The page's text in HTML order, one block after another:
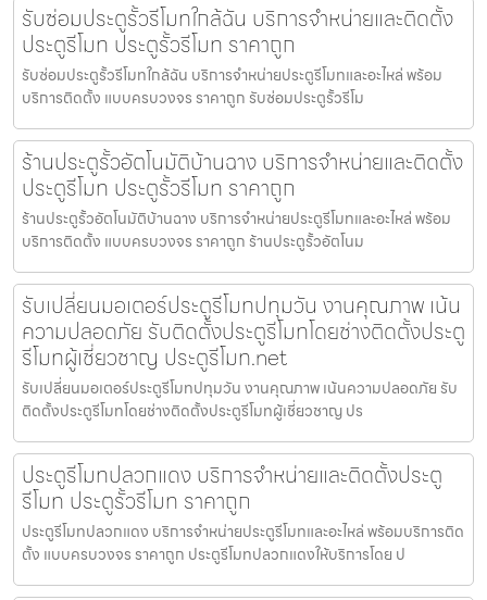
รับซ่อมประตูรั้วรีโมทใกล้ฉัน บริการจำหน่ายและติดตั้ง
ประตูรีโมท ประตูรั้วรีโมท ราคาถูก
รับซ่อมประตูรั้วรีโมทใกล้ฉัน บริการจำหน่ายประตูรีโมทและอะไหล่ พร้อม
บริการติดตั้ง แบบครบวงจร ราคาถูก รับซ่อมประตูรั้วรีโม
ร้านประตูรั้วอัตโนมัติบ้านฉาง บริการจำหน่ายและติดตั้ง
ประตูรีโมท ประตูรั้วรีโมท ราคาถูก
ร้านประตูรั้วอัตโนมัติบ้านฉาง บริการจำหน่ายประตูรีโมทและอะไหล่ พร้อม
บริการติดตั้ง แบบครบวงจร ราคาถูก ร้านประตูรั้วอัตโนม
รับเปลี่ยนมอเตอร์ประตูรีโมทปทุมวัน งานคุณภาพ เน้น
ความปลอดภัย รับติดตั้งประตูรีโมทโดยช่างติดตั้งประตู
รีโมทผู้เชี่ยวชาญ ประตูรีโมท.net
รับเปลี่ยนมอเตอร์ประตูรีโมทปทุมวัน งานคุณภาพ เน้นความปลอดภัย รับ
ติดตั้งประตูรีโมทโดยช่างติดตั้งประตูรีโมทผู้เชี่ยวชาญ ปร
ประตูรีโมทปลวกแดง บริการจำหน่ายและติดตั้งประตู
รีโมท ประตูรั้วรีโมท ราคาถูก
ประตูรีโมทปลวกแดง บริการจำหน่ายประตูรีโมทและอะไหล่ พร้อมบริการติด
ตั้ง แบบครบวงจร ราคาถูก ประตูรีโมทปลวกแดงให้บริการโดย ป